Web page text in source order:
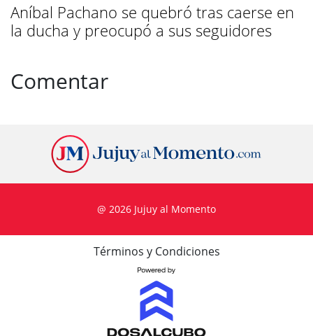
Aníbal Pachano se quebró tras caerse en
la ducha y preocupó a sus seguidores
Comentar
@ 2026 Jujuy al Momento
Términos y Condiciones